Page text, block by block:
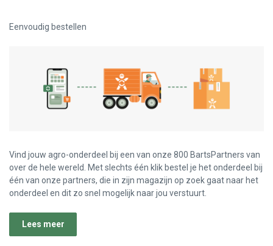
Eenvoudig bestellen
Vind jouw agro-onderdeel bij een van onze 800 BartsPartners van
over de hele wereld. Met slechts één klik bestel je het onderdeel bij
één van onze partners, die in zijn magazijn op zoek gaat naar het
onderdeel en dit zo snel mogelijk naar jou verstuurt.
Lees meer